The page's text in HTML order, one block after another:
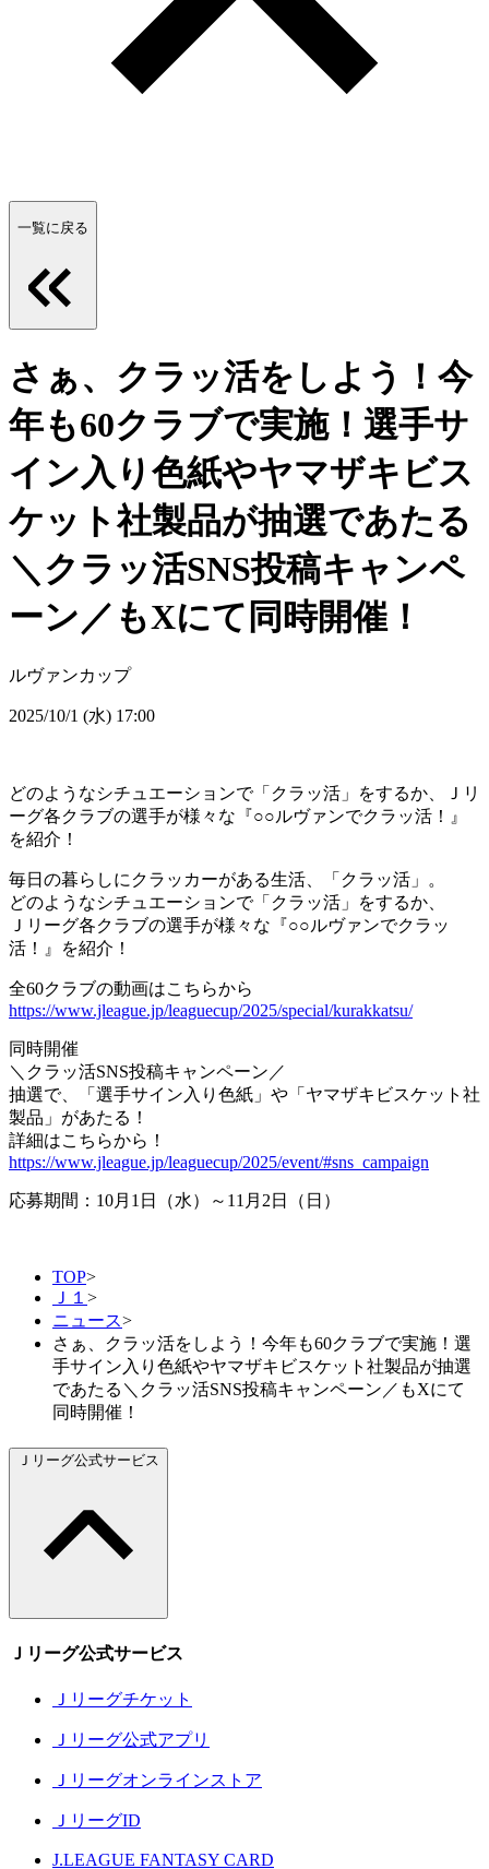
一覧に戻る
さぁ、クラッ活をしよう！今
年も60クラブで実施！選手サ
イン入り色紙やヤマザキビス
ケット社製品が抽選であたる
＼クラッ活SNS投稿キャンペ
ーン／もXにて同時開催！
ルヴァンカップ
2025/10/1 (水) 17:00
どのようなシチュエーションで「クラッ活」をするか、Ｊリ
ーグ各クラブの選手が様々な『○○ルヴァンでクラッ活！』
を紹介！
毎日の暮らしにクラッカーがある生活、「クラッ活」。
どのようなシチュエーションで「クラッ活」をするか、
Ｊリーグ各クラブの選手が様々な『○○ルヴァンでクラッ
活！』を紹介！
全60クラブの動画はこちらから
https://www.jleague.jp/leaguecup/2025/special/kurakkatsu/
同時開催
＼クラッ活SNS投稿キャンペーン／
抽選で、「選手サイン入り色紙」や「ヤマザキビスケット社
製品」があたる！
詳細はこちらから！
https://www.jleague.jp/leaguecup/2025/event/#sns_campaign
応募期間：10月1日（水）～11月2日（日）
TOP>
Ｊ１ >
ニュース>
さぁ、クラッ活をしよう！今年も60クラブで実施！選
手サイン入り色紙やヤマザキビスケット社製品が抽選
であたる＼クラッ活SNS投稿キャンペーン／もXにて
同時開催！
Ｊリーグ公式サービス
Ｊリーグ公式サービス
Ｊリーグチケット
Ｊリーグ公式アプリ
Ｊリーグオンラインストア
ＪリーグID
J.LEAGUE FANTASY CARD